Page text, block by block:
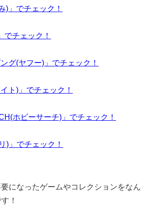
)」でチェック！
でチェック！
グ(ヤフー)」でチェック！
ト)」でチェック！
ホビーサーチ)」でチェック！
)」でチェック！
になったゲームやコレクションをなん
！